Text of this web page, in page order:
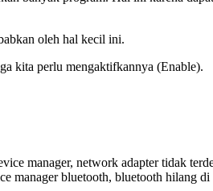
oleh hal kecil ini.
kita perlu mengaktifkannya (Enable).
manager, network adapter tidak
bluetooth, bluetooth hilang